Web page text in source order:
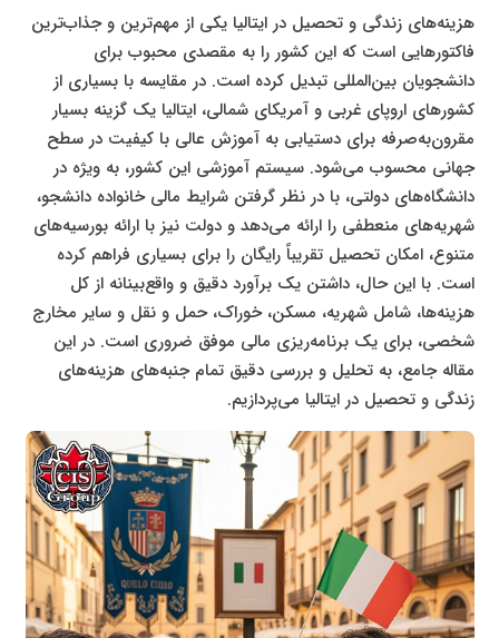
هزینه‌های زندگی و تحصیل در ایتالیا یکی از مهم‌ترین و جذاب‌ترین
فاکتورهایی است که این کشور را به مقصدی محبوب برای
دانشجویان بین‌المللی تبدیل کرده است. در مقایسه با بسیاری از
کشورهای اروپای غربی و آمریکای شمالی، ایتالیا یک گزینه بسیار
مقرون‌به‌صرفه برای دستیابی به آموزش عالی با کیفیت در سطح
جهانی محسوب می‌شود. سیستم آموزشی این کشور، به ویژه در
دانشگاه‌های دولتی، با در نظر گرفتن شرایط مالی خانواده دانشجو،
شهریه‌های منعطفی را ارائه می‌دهد و دولت نیز با ارائه بورسیه‌های
متنوع، امکان تحصیل تقریباً رایگان را برای بسیاری فراهم کرده
است. با این حال، داشتن یک برآورد دقیق و واقع‌بینانه از کل
هزینه‌ها، شامل شهریه، مسکن، خوراک، حمل و نقل و سایر مخارج
شخصی، برای یک برنامه‌ریزی مالی موفق ضروری است. در این
مقاله جامع، به تحلیل و بررسی دقیق تمام جنبه‌های هزینه‌های
زندگی و تحصیل در ایتالیا می‌پردازیم.